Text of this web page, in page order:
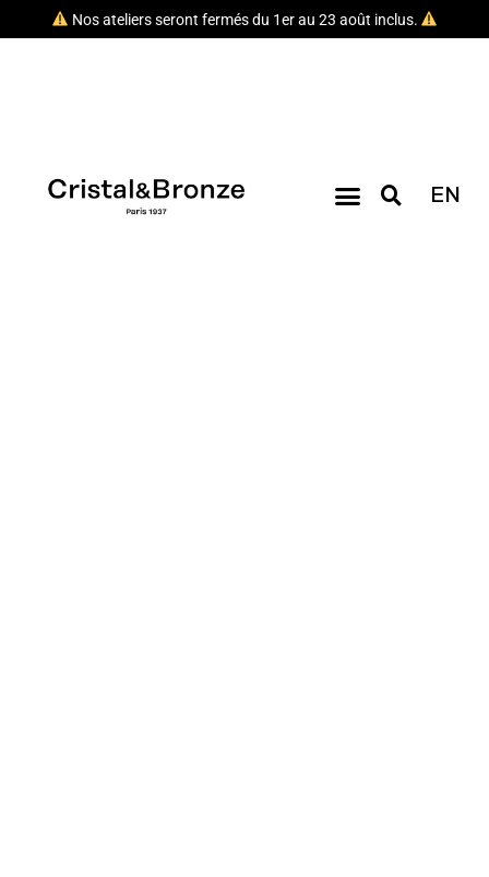
Nos ateliers seront fermés du 1er au 23 août inclus.
EN